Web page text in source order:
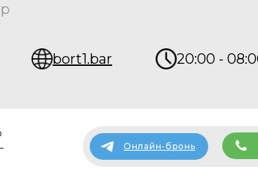
20:00 -
bort1.bar
Онлайн-бронь